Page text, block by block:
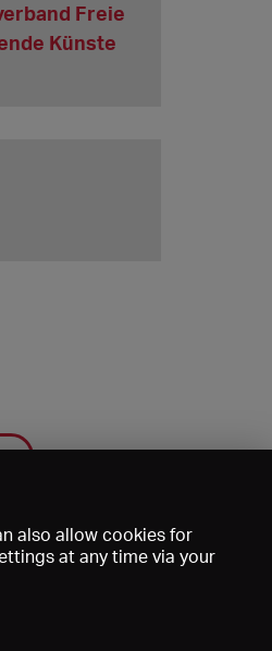
Freie
Künste
also allow cookies for
at any time via your